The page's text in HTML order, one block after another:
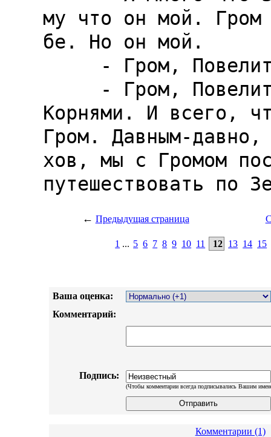
← Предыдущая страница
1 ... 5 6 7 8 9 10 11 12 13 14 15
Ваша оценка:
Комментарий:
Подпись:
(Чтобы комментарии всегда подписывались Вашим
Комментарии (1)